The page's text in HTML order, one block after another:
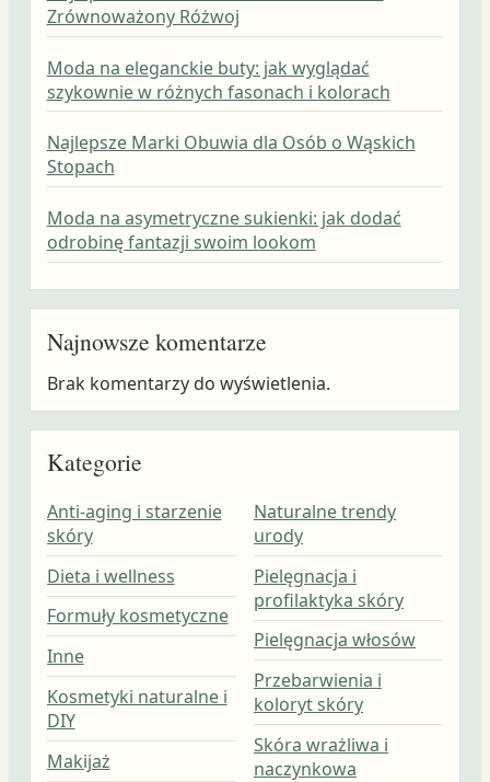
Zrównoważony Różwoj
Moda na eleganckie buty: jak wyglądać
szykownie w różnych fasonach i kolorach
Najlepsze Marki Obuwia dla Osób o Wąskich
Stopach
Moda na asymetryczne sukienki: jak dodać
odrobinę fantazji swoim lookom
Najnowsze komentarze
Brak komentarzy do wyświetlenia.
Kategorie
Anti-aging i starzenie
skóry
Dieta i wellness
Formuły kosmetyczne
Inne
Kosmetyki naturalne i
DIY
Makijaż
Naturalne trendy
urody
Pielęgnacja i
profilaktyka skóry
Pielęgnacja włosów
Przebarwienia i
koloryt skóry
Skóra wrażliwa i
naczynkowa